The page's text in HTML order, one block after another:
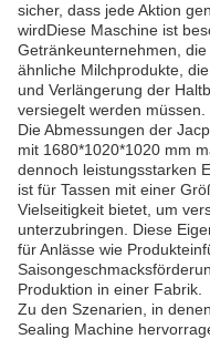
sicher, dass jede Aktion
wirdDiese Maschine ist
Getränkeunternehmen,
ähnliche Milchprodukte,
und Verlängerung der
versiegelt werden müssen.
Die Abmessungen der
mit 1680*1020*1020 mm
dennoch leistungsstarken
ist für Tassen mit einer
Vielseitigkeit bietet, um
unterzubringen. Diese
für Anlässe wie
Produktion in einer Fabrik.
Zu den Szenarien, in
Sealing Machine